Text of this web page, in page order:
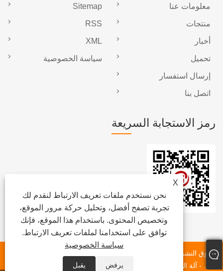
X
نحن نستخدم ملفات تعريف الارتباط لنقدم لك
تجربة تصفح أفضل، وتحليل حركة مرور الموقع،
وتخصيص المحتوى. باستخدام هذا الموقع، فإنك
توافق على استخدامنا لملفات تعريف الارتباط.
سياسة الخصوصية
يرفض يقبل
معلومات عنا
منتجات
أخبار
تحميل
إرسال استفسار
اتصل بنا
Sitemap
RSS
XML
سياسة الخصوصية
رمز الاستجابة السريعة
Ltd. - آلة الشريط ، آلة الملصقات الأوتوماتيكية ، آلة لصق رول الأفلام -